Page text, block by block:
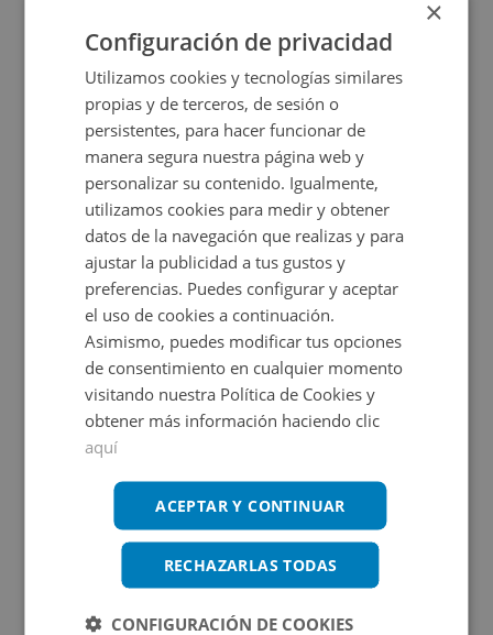
CESIÓN DE REMATE
Local Comercial en venta en AVENIDA PAISOS
Impuestos no incluidos
26.177€
55m2
×
Configuración de privacidad
Utilizamos cookies y tecnologías similares
propias y de terceros, de sesión o
persistentes, para hacer funcionar de
manera segura nuestra página web y
personalizar su contenido. Igualmente,
utilizamos cookies para medir y obtener
datos de la navegación que realizas y para
ajustar la publicidad a tus gustos y
preferencias. Puedes configurar y aceptar
el uso de cookies a continuación.
Asimismo, puedes modificar tus opciones
de consentimiento en cualquier momento
visitando nuestra Política de Cookies y
obtener más información haciendo clic
aquí
ACEPTAR Y CONTINUAR
RECHAZARLAS TODAS
CONFIGURACIÓN DE COOKIES